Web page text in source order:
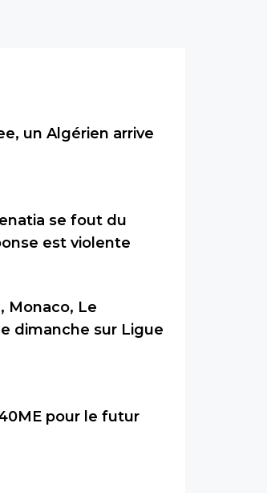
un Algérien arrive
se fout du
est violente
Monaco, Le
dimanche sur Ligue
pour le futur